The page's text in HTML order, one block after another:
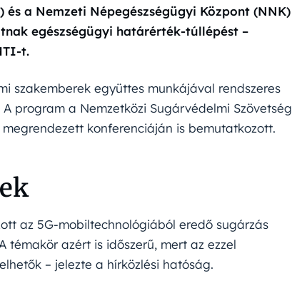
a Nemzeti Népegészségügyi Központ (NNK)
egészségügyi határérték-túllépést –
t.
szakemberek együttes munkájával rendszeres
program a Nemzetközi Sugárvédelmi Szövetség
konferenciáján is bemutatkozott.
az 5G-mobiltechnológiából eredő sugárzás
témakör azért is időszerű, mert az ezzel
– jelezte a hírközlési hatóság.